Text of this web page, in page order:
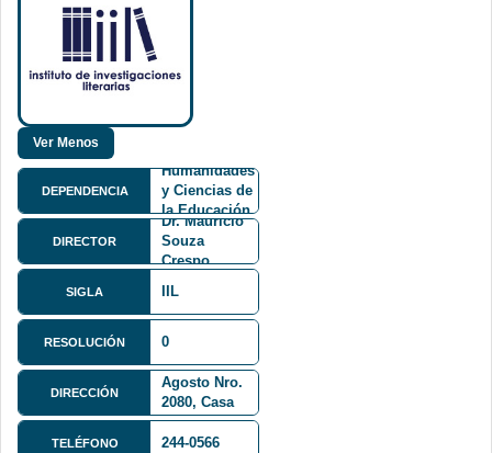
DEPENDENCIA
Humanidades
y Ciencias de
la Educación
FHCE
DIRECTOR
Dr. Mauricio
Souza
Crespo
SIGLA IIL
RESOLUCIÓN 0
DIRECCIÓN
Av. 6 de
Agosto Nro.
2080, Casa
Montes
TELÉFONO 244-0566